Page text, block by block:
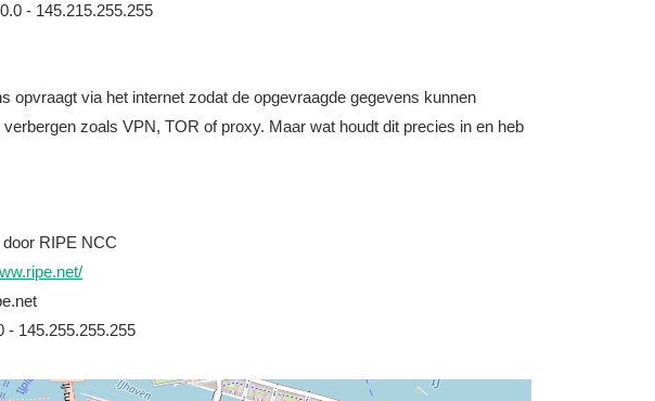
- 145.215.255.255
opvraagt via het internet zodat de opgevraagde gegevens kunnen
zoals VPN, TOR of proxy. Maar wat houdt dit precies in en heb
door RIPE NCC
- 145.255.255.255